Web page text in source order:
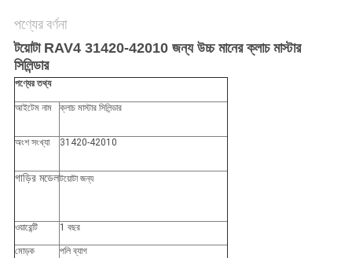
গোপনীয়তা
নীতি
পণ্যের বর্ণনা
টয়োটা RAV4 31420-42010 জন্য উচ্চ মানের ক্লাচ মাস্টার
সিলিন্ডার
পণ্যের তথ্য
আইটেম নাম ক্লাচ মাস্টার সিলিন্ডার
অংশ সংখ্যা 31420-42010
গাড়ির মডেলটয়োটা জন্য
ওয়ারেন্টি 1 বছর
মোড়ক পলি ব্যাগ